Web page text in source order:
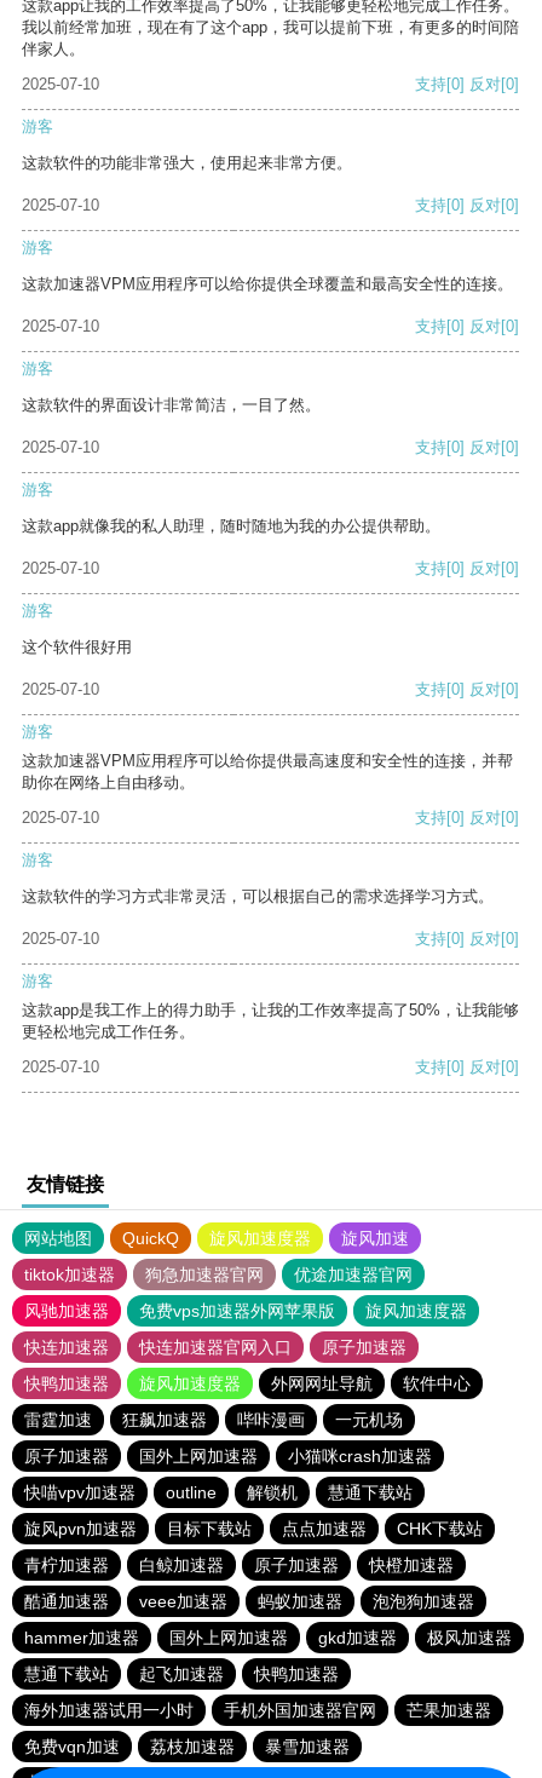
这款app让我的工作效率提高了50%，让我能够更轻松地完成工作任务。
我以前经常加班，现在有了这个app，我可以提前下班，有更多的时间陪
伴家人。
2025-07-10
支持[0] 反对[0]
游客
这款软件的功能非常强大，使用起来非常方便。
2025-07-10 支持[0] 反对[0]
游客
这款加速器VPM应用程序可以给你提供全球覆盖和最高安全性的连接。
2025-07-10 支持[0] 反对[0]
游客
这款软件的界面设计非常简洁，一目了然。
2025-07-10 支持[0] 反对[0]
游客
这款app就像我的私人助理，随时随地为我的办公提供帮助。
2025-07-10 支持[0] 反对[0]
游客
这个软件很好用
2025-07-10 支持[0] 反对[0]
游客
这款加速器VPM应用程序可以给你提供最高速度和安全性的连接，并帮
助你在网络上自由移动。
2025-07-10
支持[0] 反对[0]
游客
这款软件的学习方式非常灵活，可以根据自己的需求选择学习方式。
2025-07-10 支持[0] 反对[0]
游客
这款app是我工作上的得力助手，让我的工作效率提高了50%，让我能够
更轻松地完成工作任务。
2025-07-10
支持[0] 反对[0]
友情链接
网站地图 QuickQ 旋风加速度器
旋风加速
tiktok加速器
狗急加速器官网
优途加速器官网
风驰加速器
免费vps加速器外网苹果版
旋风加速度器
快连加速器
快连加速器官网入口
原子加速器
快鸭加速器
旋风加速度器 外网网址导航
软件中心
雷霆加速
狂飙加速器 哔咔漫画
一元机场
原子加速器
国外上网加速器
小猫咪crash加速器
快喵vpv加速器
outline 解锁机
慧通下载站
旋风pvn加速器
目标下载站 点点加速器
CHK下载站
青柠加速器
白鲸加速器 原子加速器
快橙加速器
酷通加速器
veee加速器 蚂蚁加速器
泡泡狗加速器
hammer加速器
国外上网加速器 gkd加速器
极风加速器
慧通下载站
起飞加速器
快鸭加速器
海外加速器试用一小时
手机外国加速器官网
芒果加速器
免费vqn加速
荔枝加速器
暴雪加速器